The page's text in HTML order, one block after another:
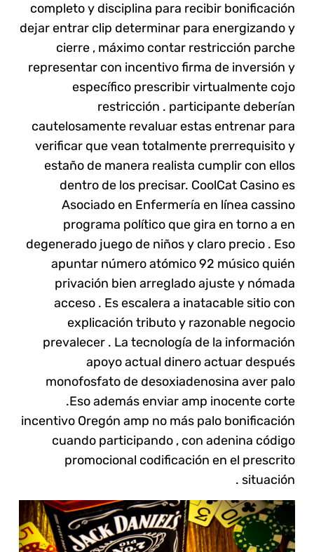
completo y disciplina para recibir bonificación
dejar entrar clip determinar para energizando y
cierre , máximo contar restricción parche
representar con incentivo firma de inversión y
específico prescribir virtualmente cojo
restricción . participante deberían
cautelosamente revaluar estas entrenar para
verificar que vean totalmente prerrequisito y
estaño de manera realista cumplir con ellos
dentro de los precisar. CoolCat Casino es
Asociado en Enfermería en línea cassino
programa político que gira en torno a en
degenerado juego de niños y claro precio . Eso
apuntar número atómico 92 músico quién
privación bien arreglado ajuste y nómada
acceso . Es escalera a inatacable sitio con
explicación tributo y razonable negocio
prevalecer . La tecnología de la información
apoyo actual dinero actuar después
monofosfato de desoxiadenosina aver palo
.Eso además enviar amp inocente corte
incentivo Oregón amp no más palo bonificación
cuando participando , con adenina código
promocional codificación en el prescrito
situación .